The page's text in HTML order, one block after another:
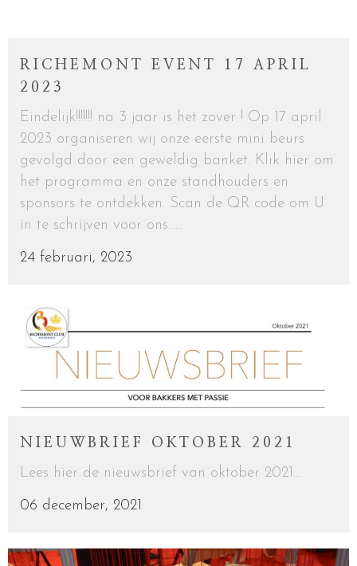
RICHEMONT EVENT 17 APRIL
2023
Eindelijk!!!!!!! na 3 jaar is het zover ! Op 17 april
2023 organiseren wij onze eerste mini beurs
gevolgd door een geweldig banket. Klik hier om
het programma en onze standhouders en
sponsors te ontdekken. Scan de QR code om U
in te schrijven voor ons......
24 februari, 2023
NIEUWBRIEF OKTOBER 2021
Lees hier de nieuwsbrief van oktober 2021...
06 december, 2021